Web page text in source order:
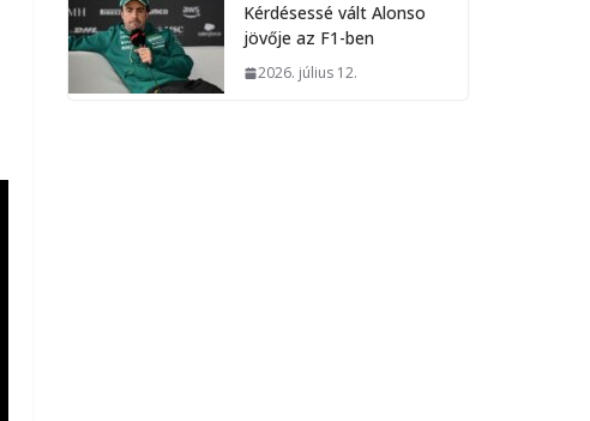
Kérdésessé vált Alonso
jövője az F1-ben
2026. július 12.